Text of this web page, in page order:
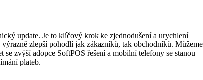
update. Je to klíčový krok ke zjednodušení a urychlení
zlepší pohodlí jak zákazníků, tak obchodníků. Můžeme
se zvýší adopce SoftPOS řešení a mobilní telefony se stanou
plateb.